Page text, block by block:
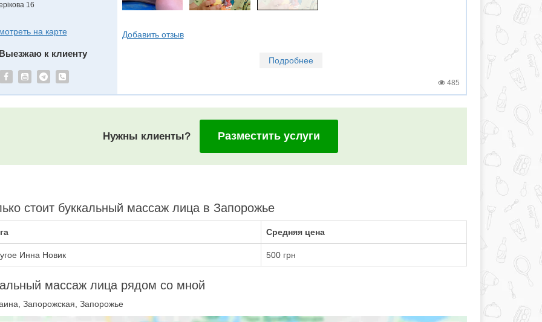
16
на карте
к клиенту
Добавить отзыв
Подробнее
485
Нужны клиенты? Разместить услуги
стоит буккальный массаж лица в Запорожье
Средняя цена
Инна Новик 500 грн
массаж лица рядом со мной
Запорожская, Запорожье